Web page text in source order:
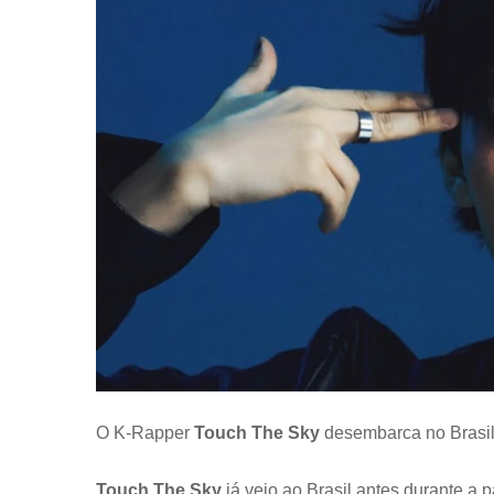
O K-Rapper Touch The Sky desembarca no